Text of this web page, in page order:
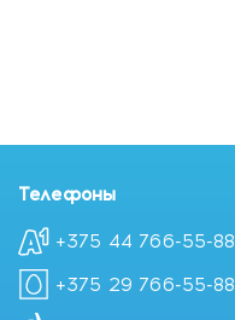
Телефоны
+375 44 766-55-88
+375 29 766-55-88